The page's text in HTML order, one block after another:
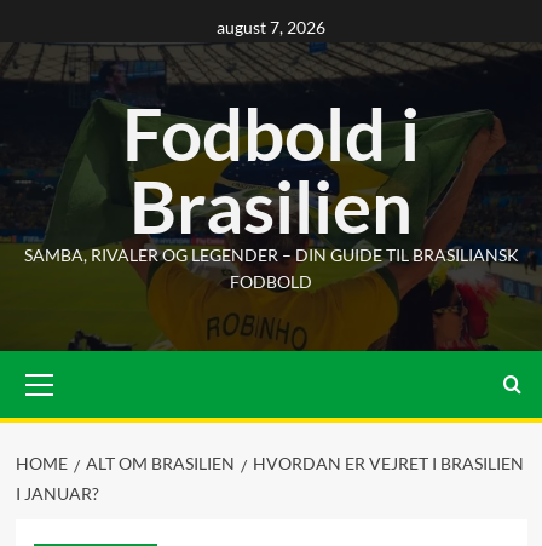
to
content
august 7, 2026
Fodbold i
Brasilien
SAMBA, RIVALER OG LEGENDER – DIN GUIDE TIL BRASILIANSK
FODBOLD
Menu
HOME ALT OM BRASILIEN
HVORDAN ER VEJRET I BRASILIEN
I JANUAR?